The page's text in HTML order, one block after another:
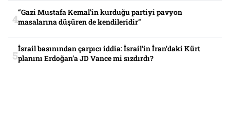
“Gazi Mustafa Kemal’in kurduğu partiyi pavyon
masalarına düşüren de kendileridir”
İsrail basınından çarpıcı iddia: İsrail’in İran’daki Kürt
planını Erdoğan’a JD Vance mi sızdırdı?